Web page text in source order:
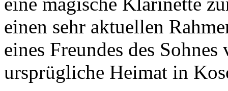
einen sehr aktuellen
eines Freundes des
ursprügliche Heimat in